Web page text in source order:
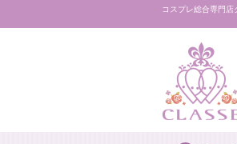
コスプレ総合専門